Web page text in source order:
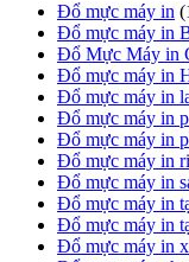
Đổ mực máy in
Đổ mực máy in
Đổ Mực Máy in
Đổ mực máy in
Đổ mực máy in
Đổ mực máy in
Đổ mực máy in
Đổ mực máy in
Đổ mực máy in
Đổ mực máy in
Đổ mực máy in
Đổ mực máy in